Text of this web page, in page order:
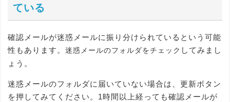
ている
確認メールが迷惑メールに振り分けられているという可能
性もあります。 迷惑メールのフォルダをチェック してみまし
ょう。
迷惑メールのフォルダに届いていない場合は、更新ボタン
を押してみてください。1時間以上経っても確認メールが